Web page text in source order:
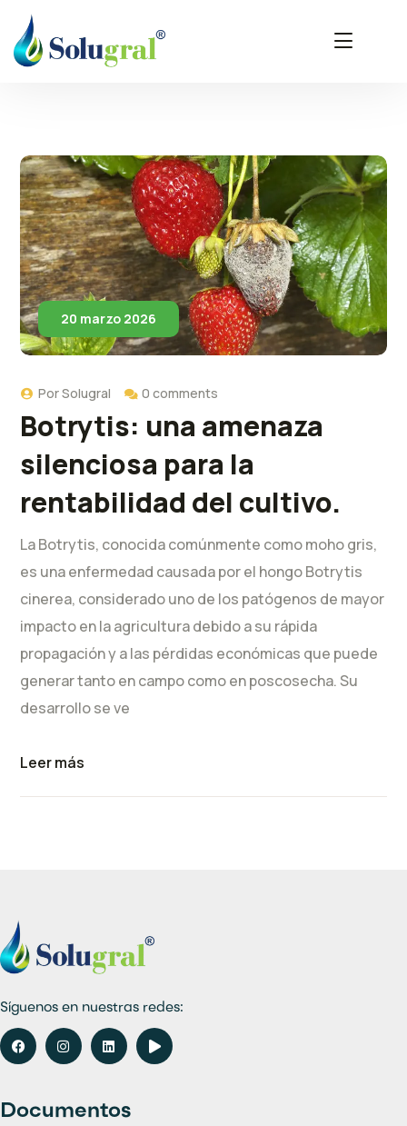
20 marzo 2026
PorSolugral 0 comments
Botrytis: una amenaza
silenciosa para la
rentabilidad del cultivo.
La Botrytis, conocida comúnmente como moho gris,
es una enfermedad causada por el hongo Botrytis
cinerea, considerado uno de los patógenos de mayor
impacto en la agricultura debido a su rápida
propagación y a las pérdidas económicas que puede
generar tanto en campo como en poscosecha. Su
desarrollo se ve
Leer más
Síguenos en nuestras redes:
Documentos